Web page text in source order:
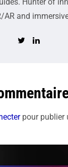
Hunter of
AR and
pour publier